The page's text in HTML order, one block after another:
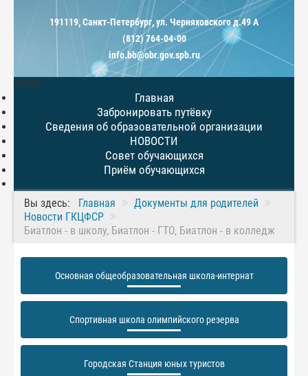
191119, Санкт-Петербург, ул. Черняховского д.49 А
(812) 764-04-00
info.bb@obr.gov.spb.ru
МЕНЮ
Главная
Забронировать путёвку
Сведения об образовательной организации
НОВОСТИ
Совет обучающихся
Приём обучающихся
Вы здесь: Главная
Документы для родителей
Новости ГКЦФСР
Биатлон - в школу, Биатлон - ГТО, Биатлон - в колледж
Основная общеобразовательная школа-интернат
Спортивная школа олимпийского резерва
Городская Станция юных туристов